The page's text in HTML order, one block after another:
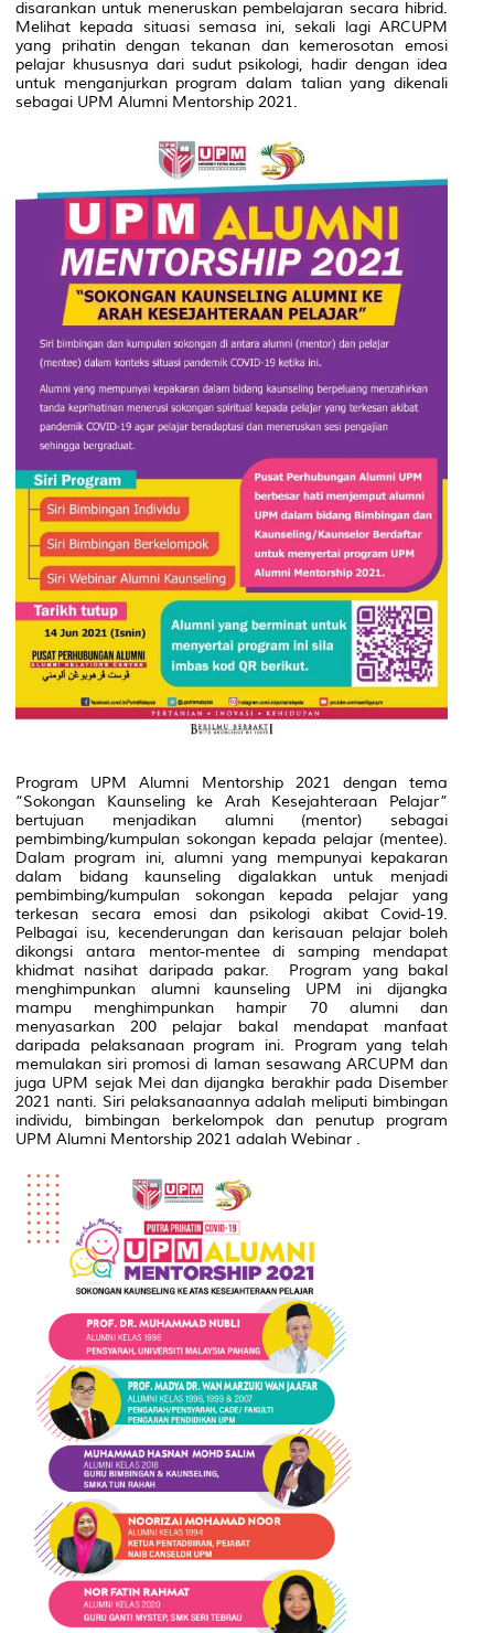
disarankan untuk meneruskan pembelajaran secara hibrid.
Melihat kepada situasi semasa ini, sekali lagi ARCUPM
yang prihatin dengan tekanan dan kemerosotan emosi
pelajar khususnya dari sudut psikologi, hadir dengan idea
untuk menganjurkan program dalam talian yang dikenali
sebagai UPM Alumni Mentorship 2021.
Program UPM Alumni Mentorship 2021 dengan tema
“Sokongan Kaunseling ke Arah Kesejahteraan Pelajar”
bertujuan menjadikan alumni (mentor) sebagai
pembimbing/kumpulan sokongan kepada pelajar (mentee).
Dalam program ini, alumni yang mempunyai kepakaran
dalam bidang kaunseling digalakkan untuk menjadi
pembimbing/kumpulan sokongan kepada pelajar yang
terkesan secara emosi dan psikologi akibat Covid-19.
Pelbagai isu, kecenderungan dan kerisauan pelajar boleh
dikongsi antara mentor-mentee di samping mendapat
khidmat nasihat daripada pakar. Program yang bakal
menghimpunkan alumni kaunseling UPM ini dijangka
mampu menghimpunkan hampir 70 alumni dan
menyasarkan 200 pelajar bakal mendapat manfaat
daripada pelaksanaan program ini. Program yang telah
memulakan siri promosi di laman sesawang ARCUPM dan
juga UPM sejak Mei dan dijangka berakhir pada Disember
2021 nanti. Siri pelaksanaannya adalah meliputi bimbingan
individu, bimbingan berkelompok dan penutup program
UPM Alumni Mentorship 2021 adalah Webinar .